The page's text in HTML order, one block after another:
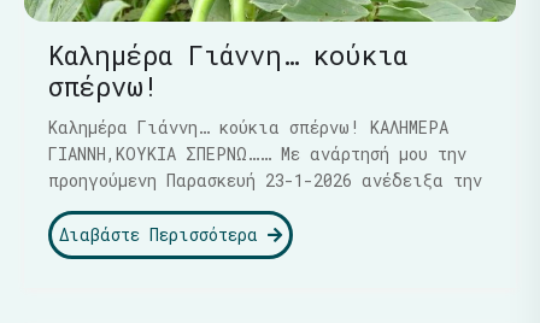
Καλημέρα Γιάννη… κούκια
σπέρνω!
Καλημέρα Γιάννη… κούκια σπέρνω! ΚΑΛΗΜΕΡΑ
ΓΙΑΝΝΗ,ΚΟΥΚΙΑ ΣΠΕΡΝΩ…… Με ανάρτησή μου την
προηγούμενη Παρασκευή 23-1-2026 ανέδειξα την
Διαβάστε Περισσότερα